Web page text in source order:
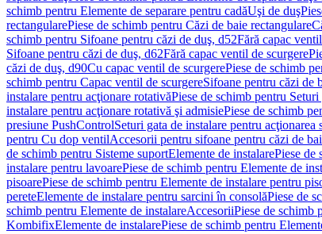
schimb pentru Elemente de separare pentru cadăUşi de duş
rectangularePiese de schimb pentru Căzi de baie rectangulare
schimb pentru Sifoane pentru căzi de duş, d52Fără capac
Sifoane pentru căzi de duş, d62Fără capac ventil de scurgere
căzi de duş, d90Cu capac ventil de scurgerePiese de schimb
schimb pentru Capac ventil de scurgereSifoane pentru căzi de
instalare pentru acţionare rotativăPiese de schimb pentru
instalare pentru acţionare rotativă şi admisiePiese de schimb
presiune PushControlSeturi gata de instalare pentru acţionarea
pentru Cu dop ventilAccesorii pentru sifoane pentru căzi de
de schimb pentru Sisteme suportElemente de instalarePiese de
instalare pentru lavoarePiese de schimb pentru Elemente de
pisoarePiese de schimb pentru Elemente de instalare pentru
pereteElemente de instalare pentru sarcini în consolăPiese de
schimb pentru Elemente de instalareAccesoriiPiese de schimb
KombifixElemente de instalarePiese de schimb pentru